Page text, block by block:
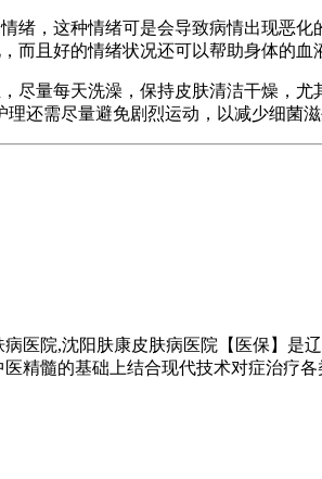
，这种情绪可是会导致病情出现恶化
且好的情绪状况还可以帮助身体的血
量每天洗澡，保持皮肤清洁干燥，尤
还需尽量避免剧烈运动，以减少细菌滋
医院,沈阳肤康皮肤病医院【医保】
精髓的基础上结合现代技术对症治疗